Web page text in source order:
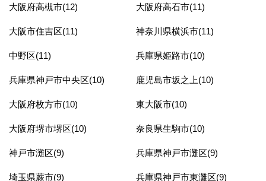
大阪府高槻市(12) 大阪府高石市(11)
大阪市住吉区(11) 神奈川県横浜市(11)
中野区(11) 兵庫県姫路市(10)
兵庫県神戸市中央区(10) 鹿児島市坂之上(10)
大阪府枚方市(10) 東大阪市(10)
大阪府堺市堺区(10) 奈良県生駒市(10)
神戸市灘区(9) 兵庫県神戸市灘区(9)
埼玉県蕨市(9) 兵庫県神戸市東灘区(9)